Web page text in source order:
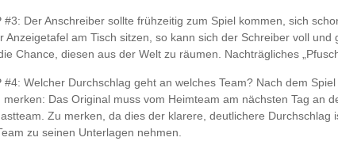
#3: Der Anschreiber sollte frühzeitig zum Spiel kommen, sich
Anzeigetafel am Tisch sitzen, so kann sich der Schreiber voll
Chance, diesen aus der Welt zu räumen. Nachträgliches
#4: Welcher Durchschlag geht an welches Team? Nach dem
Das Original muss vom Heimteam am nächsten Tag
Zu merken, da dies der klarere, deutlichere
zu seinen Unterlagen nehmen.